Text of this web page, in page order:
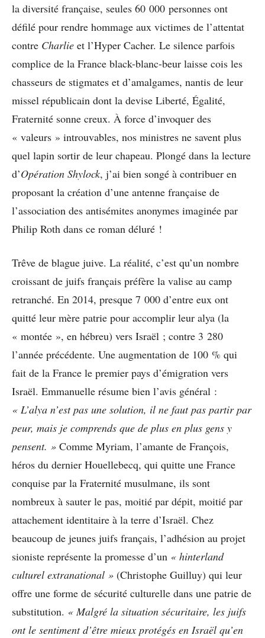
la diversité française, seules 60 000 personnes ont
défilé pour rendre hommage aux victimes de l’attentat
contre Charlie et l’Hyper Cacher. Le silence parfois
complice de la France black-blanc-beur laisse cois les
chasseurs de stigmates et d’amalgames, nantis de leur
missel républicain dont la devise Liberté, Égalité,
Fraternité sonne creux. À force d’invoquer des
« valeurs » introuvables, nos ministres ne savent plus
quel lapin sortir de leur chapeau. Plongé dans la lecture
d’Opération Shylock, j’ai bien songé à contribuer en
proposant la création d’une antenne française de
l’association des antisémites anonymes imaginée par
Philip Roth dans ce roman déluré !
Trêve de blague juive. La réalité, c’est qu’un nombre
croissant de juifs français préfère la valise au camp
retranché. En 2014, presque 7 000 d’entre eux ont
quitté leur mère patrie pour accomplir leur alya (la
« montée », en hébreu) vers Israël ; contre 3 280
l’année précédente. Une augmentation de 100 % qui
fait de la France le premier pays d’émigration vers
Israël. Emmanuelle résume bien l’avis général :
« L’alya n’est pas une solution, il ne faut pas partir par
peur, mais je comprends que de plus en plus gens y
pensent. » Comme Myriam, l’amante de François,
héros du dernier Houellebecq, qui quitte une France
conquise par la Fraternité musulmane, ils sont
nombreux à sauter le pas, moitié par dépit, moitié par
attachement identitaire à la terre d’Israël. Chez
beaucoup de jeunes juifs français, l’adhésion au projet
sioniste représente la promesse d’un « hinterland
culturel extranational » (Christophe Guilluy) qui leur
offre une forme de sécurité culturelle dans une patrie de
substitution. « Malgré la situation sécuritaire, les juifs
ont le sentiment d’être mieux protégés en Israël qu’en